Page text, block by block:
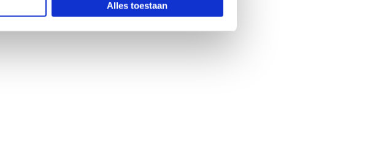
Alles toestaan